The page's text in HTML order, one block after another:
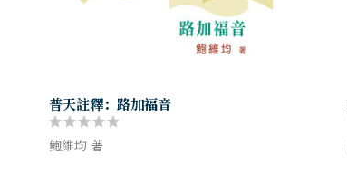
普天註釋：路加福音
鮑維均 著